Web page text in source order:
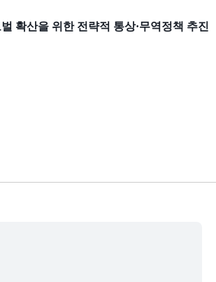
확산을 위한 전략적 통상·무역정책 추진